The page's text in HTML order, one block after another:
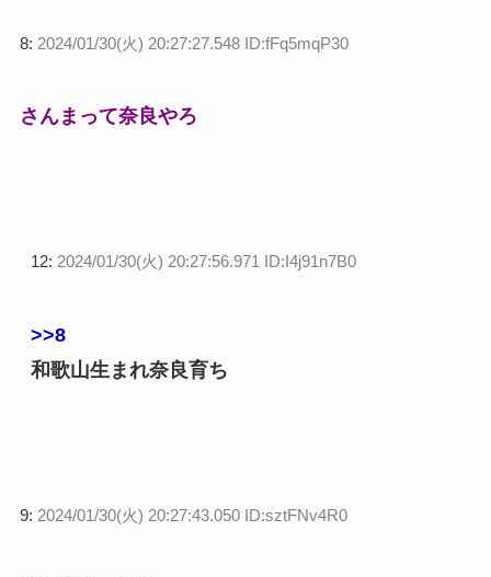
8: 2024/01/30(火) 20:27:27.548 ID:fFq5mqP30
さんまって奈良やろ
12: 2024/01/30(火) 20:27:56.971 ID:I4j91n7B0
>>8
和歌山生まれ奈良育ち
9: 2024/01/30(火) 20:27:43.050 ID:sztFNv4R0